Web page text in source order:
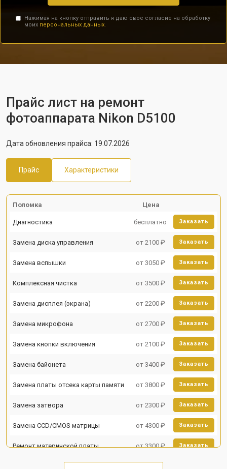
Нажимая на кнопку отправить я даю свое согласие на обработку
моих персональных данных.
Прайс лист на ремонт
фотоаппарата Nikon D5100
Дата обновления прайса: 19.07.2026
Прайс Характеристики
Поломка Цена
Диагностика бесплатно Заказать
Замена диска управления от 2100 ₽ Заказать
Замена вспышки от 3050 ₽ Заказать
Комплексная чистка от 3500 ₽ Заказать
Замена дисплея (экрана) от 2200 ₽ Заказать
Замена микрофона от 2700 ₽ Заказать
Замена кнопки включения от 2100 ₽ Заказать
Замена байонета от 3400 ₽ Заказать
Замена платы отсека карты памяти от 3800 ₽ Заказать
Замена затвора от 2300 ₽ Заказать
Замена CCD/CMOS матрицы от 4300 ₽ Заказать
Ремонт материнской платы от 3300 ₽ Заказать